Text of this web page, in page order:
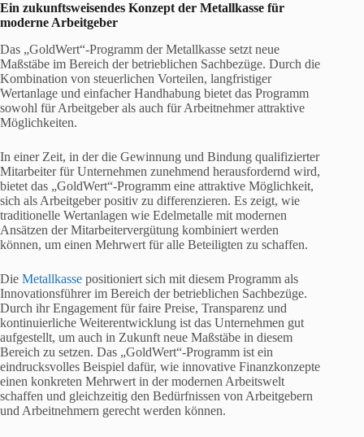
Ein zukunftsweisendes Konzept der Metallkasse für
moderne Arbeitgeber
Das „GoldWert“-Programm der Metallkasse setzt neue
Maßstäbe im Bereich der betrieblichen Sachbezüge. Durch die
Kombination von steuerlichen Vorteilen, langfristiger
Wertanlage und einfacher Handhabung bietet das Programm
sowohl für Arbeitgeber als auch für Arbeitnehmer attraktive
Möglichkeiten.
In einer Zeit, in der die Gewinnung und Bindung qualifizierter
Mitarbeiter für Unternehmen zunehmend herausfordernd wird,
bietet das „GoldWert“-Programm eine attraktive Möglichkeit,
sich als Arbeitgeber positiv zu differenzieren. Es zeigt, wie
traditionelle Wertanlagen wie Edelmetalle mit modernen
Ansätzen der Mitarbeitervergütung kombiniert werden
können, um einen Mehrwert für alle Beteiligten zu schaffen.
Die Metallkasse positioniert sich mit diesem Programm als
Innovationsführer im Bereich der betrieblichen Sachbezüge.
Durch ihr Engagement für faire Preise, Transparenz und
kontinuierliche Weiterentwicklung ist das Unternehmen gut
aufgestellt, um auch in Zukunft neue Maßstäbe in diesem
Bereich zu setzen. Das „GoldWert“-Programm ist ein
eindrucksvolles Beispiel dafür, wie innovative Finanzkonzepte
einen konkreten Mehrwert in der modernen Arbeitswelt
schaffen und gleichzeitig den Bedürfnissen von Arbeitgebern
und Arbeitnehmern gerecht werden können.